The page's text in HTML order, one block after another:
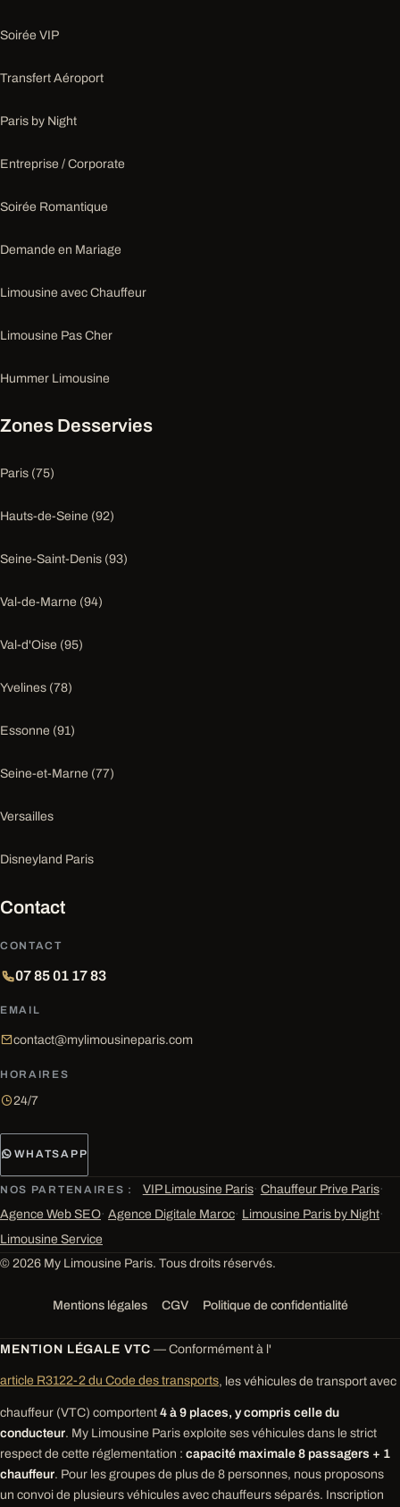
Soirée VIP
Transfert Aéroport
Paris by Night
Entreprise / Corporate
Soirée Romantique
Demande en Mariage
Limousine avec Chauffeur
Limousine Pas Cher
Hummer Limousine
Zones Desservies
Paris (75)
Hauts-de-Seine (92)
Seine-Saint-Denis (93)
Val-de-Marne (94)
Val-d'Oise (95)
Yvelines (78)
Essonne (91)
Seine-et-Marne (77)
Versailles
Disneyland Paris
Contact
CONTACT
07 85 01 17 83
EMAIL
contact@mylimousineparis.com
HORAIRES
24/7
WHATSAPP
NOS PARTENAIRES : VIP Limousine Paris· Chauffeur Prive Paris·
Agence Web SEO· Agence Digitale Maroc· Limousine Paris by Night·
Limousine Service
© 2026 My Limousine Paris. Tous droits réservés.
Mentions légales CGV Politique de confidentialité
MENTION LÉGALE VTC — Conformément à l'
article R3122-2 du Code des transports, les véhicules de transport avec
chauffeur (VTC) comportent 4 à 9 places, y compris celle du
conducteur. My Limousine Paris exploite ses véhicules dans le strict
respect de cette réglementation : capacité maximale 8 passagers + 1
chauffeur. Pour les groupes de plus de 8 personnes, nous proposons
un convoi de plusieurs véhicules avec chauffeurs séparés. Inscription